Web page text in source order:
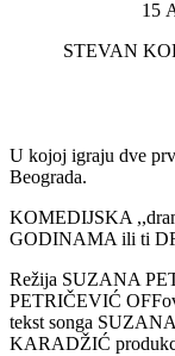
15
STEVAN
U kojoj igraju dve
Beograda.
KOMEDIJSKA
GODINAMA ili ti
Režija SUZANA
PETRIČEVIĆ
tekst songa
KARADŽIĆ